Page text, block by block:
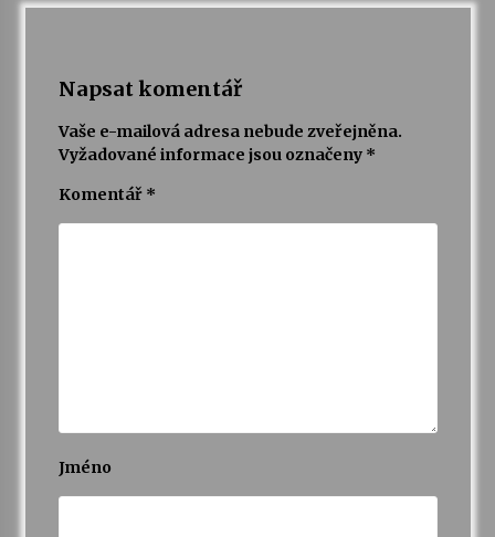
Za kulturou kousek za Humpolec. V Želivě ožije
13. 7. 2026
Varhanní recitál Michala Novenka v Klášteře
Napsat komentář
Vaše e-mailová adresa nebude zveřejněna.
Vyžadované informace jsou označeny *
Komentář *
Jméno